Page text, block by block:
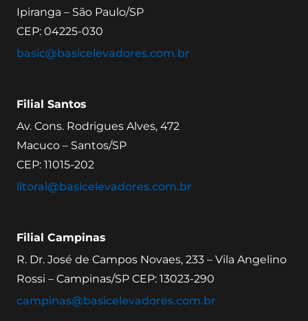
Ipiranga – São Paulo/SP
CEP: 04225-030
basic@basicelevadores.com.br
Filial Santos
Av. Cons. Rodrigues Alves, 472
Macuco – Santos/SP
CEP: 11015-202
litoral@basicelevadores.com.br
Filial Campinas
R. Dr. José de Campos Novaes, 233 – Vila Angelino
Rossi – Campinas/SP CEP: 13023-290
campinas@basicelevadores.com.br